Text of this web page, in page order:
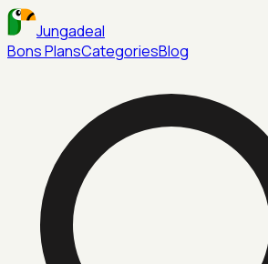
Jungadeal
Bons PlansCategoriesBlog